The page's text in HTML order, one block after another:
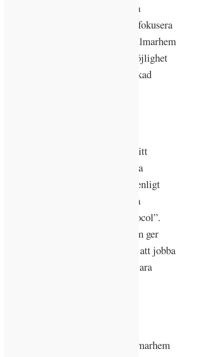
forskning och vetenskap om vilka
miljöområden som är viktiga att fokusera
på och en bedömning av vilka Kalmarhem
med sin verksamhet har störst möjlighet
att påverka. De satsade på ”Minskad
klimatpåverkan måste man veta sitt
utgångsläge och vi beräknade hela
verksamhetens koldioxidutsläpp enligt
den vetenskapliga och vedertagna
modellen ”Greenhouse Gas Protocol”.
Vårt mål är att jobba med det som ger
mest effekt per krona, istället för att jobba
med de små bollarna, säger Ida-Sara
Största utsläppsposten inom Kalmarhem